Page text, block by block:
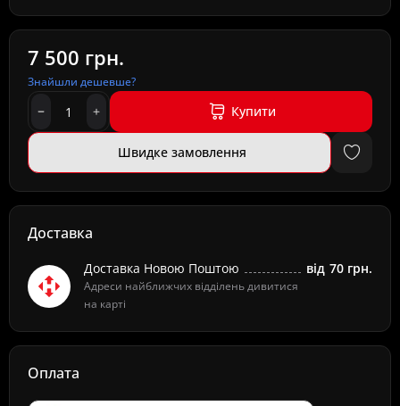
7 500 грн.
Знайшли дешевше?
Купити
Швидке замовлення
Доставка
Доставка Новою Поштою
Адреси найближчих відділень дивитися
на карті
від 70 грн.
Оплата